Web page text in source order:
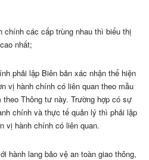
chính các cấp trùng nhau thì biểu thị
nhất;
phải lập Biên bản xác nhận thể hiện
vị hành chính có liên quan theo mẫu
Thông tư này. Trường hợp có sự
chính và thực tế quản lý thì phải lập
vị hành chính có liên quan.
hành lang bảo vệ an toàn giao thông,